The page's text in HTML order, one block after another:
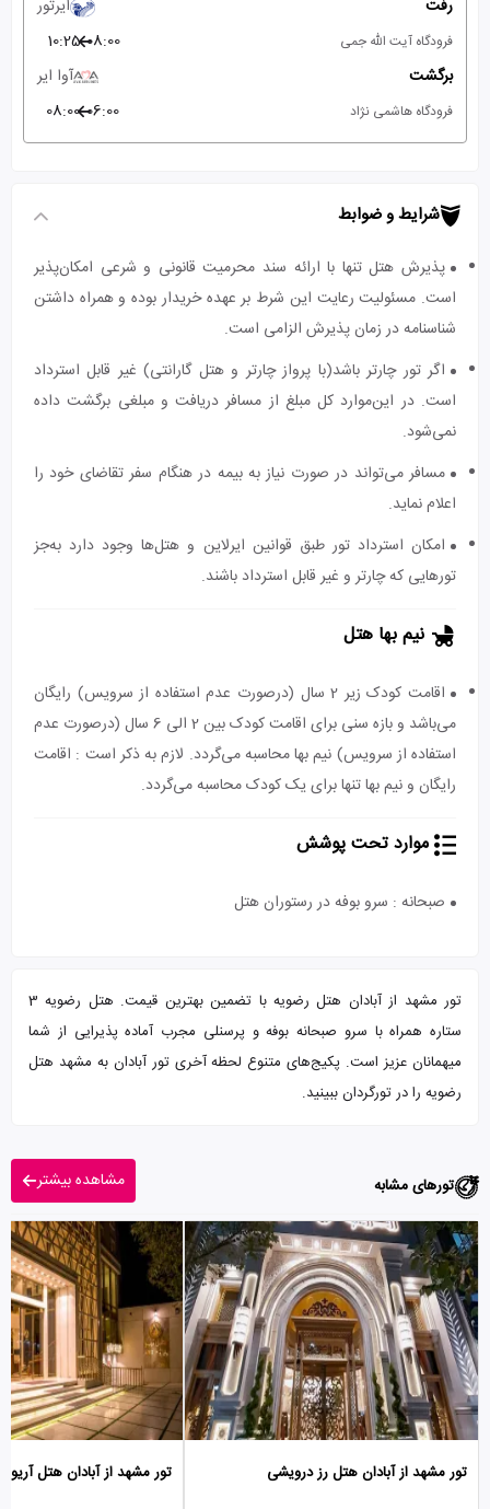
رفت ایرتور
فرودگاه آیت الله جمی 08:00
10:25
برگشت
آوا ایر
فرودگاه هاشمی نژاد 06:00
08:00
شرایط و ضوابط
پذیرش هتل تنها با ارائه سند محرمیت قانونی و شرعی امکان‌پذیر
است. مسئولیت رعایت این شرط بر عهده خریدار بوده و همراه داشتن
شناسنامه در زمان پذیرش الزامی است.
اگر تور چارتر باشد(با پرواز چارتر و هتل گارانتی) غیر قابل استرداد
است. در این‌موارد کل مبلغ از مسافر دریافت و مبلغی برگشت داده
نمی‌شود.
مسافر می‌تواند در صورت نیاز به بیمه در هنگام سفر تقاضای خود را
اعلام نماید.
امکان استرداد تور طبق قوانین ایرلاین و هتل‌ها وجود دارد به‌جز
تورهایی که چارتر و غیر قابل استرداد باشند.
نیم بها هتل
اقامت کودک زیر 2 سال (درصورت عدم استفاده از سرویس) رایگان
می‌باشد و بازه سنی برای اقامت کودک بین 2 الی 6 سال (درصورت عدم
استفاده از سرویس) نیم بها محاسبه می‌گردد. لازم به ذکر است : اقامت
رایگان و نیم بها تنها برای یک کودک محاسبه می‌گردد.
موارد تحت پوشش
صبحانه : سرو بوفه در رستوران هتل
تور مشهد از آبادان هتل رضویه با تضمین بهترین قیمت. هتل رضویه 3
ستاره همراه با سرو صبحانه بوفه و پرسنلی مجرب آماده پذیرایی از شما
میهمانان عزیز است. پکیج‌های متنوع لحظه آخری تور آبادان به مشهد هتل
رضویه را در تورگردان ببینید.
تورهای مشابه مشاهده بیشتر
تور مشهد از آبادان هتل رز درویشی تور مشهد از آبادان هتل آریو